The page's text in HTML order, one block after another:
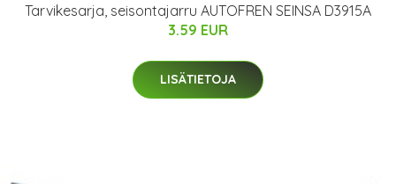
Tarvikesarja, seisontajarru AUTOFREN SEINSA D3915A
3.59 EUR
LISÄTIETOJA